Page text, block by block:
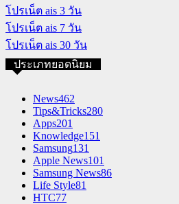
โปรเน็ต ais 3 วัน
โปรเน็ต ais 7 วัน
โปรเน็ต ais 30 วัน
ประเภทยอดนิยม
News462
Tips&Tricks280
Apps201
Knowledge151
Samsung131
Apple News101
Samsung News86
Life Style81
HTC77